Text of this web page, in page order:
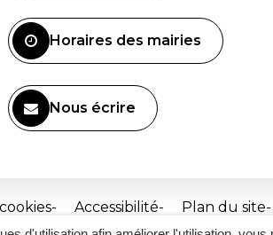
Horaires des mairies
Nous écrire
Accessibilité Plan du site